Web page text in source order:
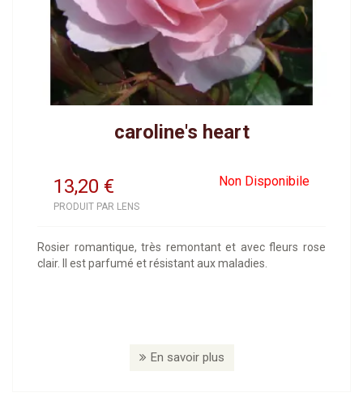
caroline's heart
13,20 Non Disponibile
€
PRODUIT PAR LENS
Rosier romantique, très remontant et avec fleurs rose
clair. Il est parfumé et résistant aux maladies.
En savoir plus